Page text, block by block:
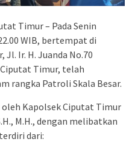
Timur – Pada Senin
WIB, bertempat di
Ir. H. Juanda No.70
Timur, telah
rangka Patroli Skala Besar.
Kapolsek Ciputat Timur
M.H., dengan melibatkan
dari: